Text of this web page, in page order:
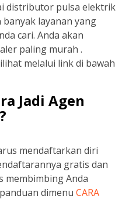
distributor pulsa elektrik
layanan yang
cari. Anda akan
paling murah .
melalui link di bawah
Jadi Agen
mendaftarkan diri
gratis dan
membimbing Anda
dimenu CARA